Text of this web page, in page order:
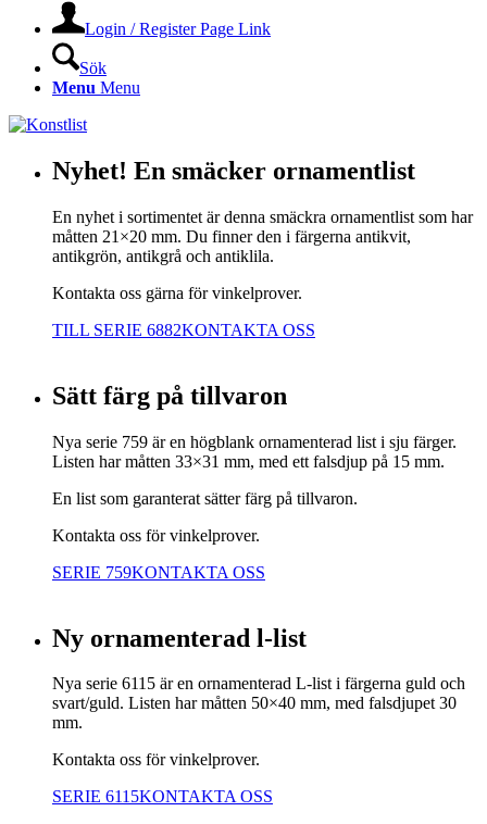
Login / Register Page Link
Sök
Menu Menu
Nyhet! En smäcker ornamentlist
En nyhet i sortimentet är denna smäckra ornamentlist som har
måtten 21×20 mm. Du finner den i färgerna antikvit,
antikgrön, antikgrå och antiklila.
Kontakta oss gärna för vinkelprover.
TILL SERIE 6882KONTAKTA OSS
Sätt färg på tillvaron
Nya serie 759 är en högblank ornamenterad list i sju färger.
Listen har måtten 33×31 mm, med ett falsdjup på 15 mm.
En list som garanterat sätter färg på tillvaron.
Kontakta oss för vinkelprover.
SERIE 759KONTAKTA OSS
Ny ornamenterad l-list
Nya serie 6115 är en ornamenterad L-list i färgerna guld och
svart/guld. Listen har måtten 50×40 mm, med falsdjupet 30
mm.
Kontakta oss för vinkelprover.
SERIE 6115KONTAKTA OSS